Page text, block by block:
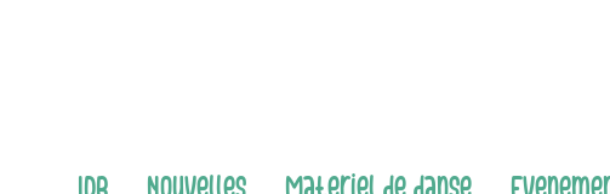
IDB Nouvelles Matériel de danse